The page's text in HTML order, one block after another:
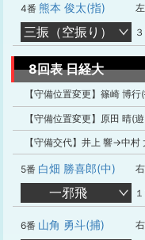
4番 熊本 俊太(指)
三振（空振り）
8回表 日経大
【守備位置変更】篠崎 博
【守備位置変更】原田 晴(
【守備交代】井上 響→中村
5番 白畑 勝喜郎(中)
一邪飛
6番 山角 勇斗(捕)